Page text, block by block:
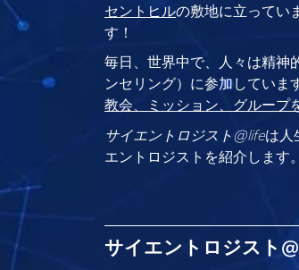
セントヒルの敷地に立ってい
す！
毎日、世界中で、人々は精神
ンセリング）に参加していま
教会、ミッション、グループ
サイエントロジスト@lifeは 人
エントロジストを紹介します。
サイエントロジスト